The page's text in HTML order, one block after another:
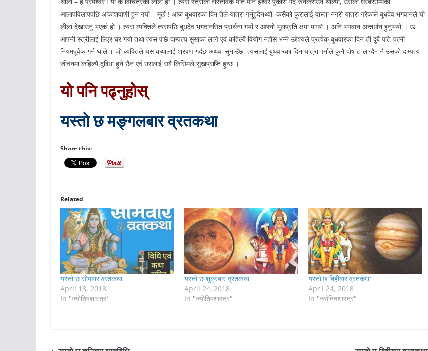
आलापविलापपछि आकाशवाणी हुन गयो – मूर्ख ! आज बुधवारका दिन तैले यात्रा गर्नुहुदैनथ्यो, कसैको कुरालाई वास्ता नगरी यात्रा गरेकाले बुधदेव भगवानले यो
लीला देखाउनु भएको हो । त्यस व्यक्तिले त्यसपछि बुधदेव भगवानसित प्रार्थना गर्यो र आफ्नो भूलप्रति क्षमा माग्यो । अनि भगवान अन्तर्धान हुनुभयो । ऊ
आफ्नी स्त्रीलाई लिएर घर गयो तथा त्यस पछि दाम्पत्य सुखका लागि एवं कहिल्यै वियोग नहोस भन्ने उद्देश्यले प्रत्येक बुधवारका दिन ती दुबै पति-पत्नी
नियमपूर्वक गर्न थाले । जो व्यक्तिले यस कथालाई श्रवण गर्दछ अथवा सुनाउँछ, त्यसलाई बुधवारका दिन यात्रा गर्नाले कुनै दोष त लाग्दैन नै उसको दाम्पत्य
जीवनमा कहिल्यै दुबिधा हुने छैन एवं उसलाई सबै किसिमले सुखप्राप्ति हुन्छ ।
यो पनि पढ्नुहोस्
यस्तो छ मङ्गलबार व्रतकथा
Share this:
Related
यस्तो छ सोमबार व्रतकथा
April 18, 2018
In "ज्योतिषशास्त्र"
यस्तो छ शुक्रबार व्रतकथा
April 24, 2018
In "ज्योतिषशास्त्र"
यस्तो छ बिहीबार व्रतकथा
April 24, 2018
In "ज्योतिषशास्त्र"